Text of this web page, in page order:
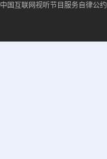
中国互联网视听节目服务自律公约